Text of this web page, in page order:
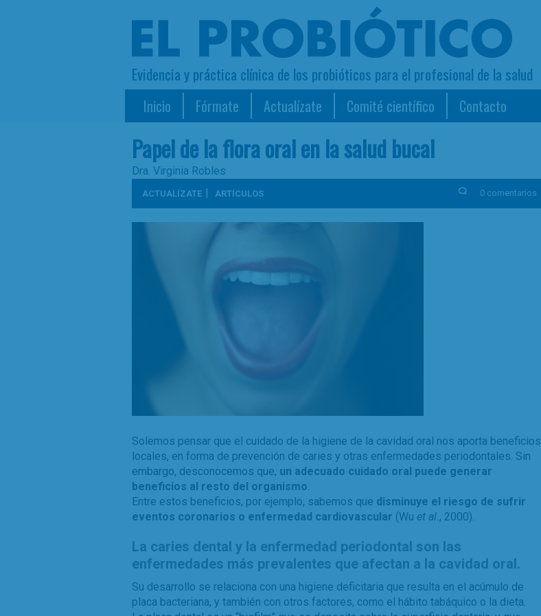
Evidencia y práctica clínica de los probióticos para el profesional de la salud
Inicio Fórmate Actualízate Comité científico Contacto
Papel de la flora oral en la salud bucal
Dra. Virginia Robles
ACTUALÍZATE | ARTÍCULOS 0 comentarios
Solemos pensar que el cuidado de la higiene de la cavidad oral nos aporta beneficios
locales, en forma de prevención de caries y otras enfermedades periodontales. Sin
embargo, desconocemos que, un adecuado cuidado oral puede generar
beneficios al resto del organismo.
Entre estos beneficios, por ejemplo, sabemos que disminuye el riesgo de sufrir
eventos coronarios o enfermedad cardiovascular (Wu et al., 2000).
La caries dental y la enfermedad periodontal son las
enfermedades más prevalentes que afectan a la cavidad oral.
Su desarrollo se relaciona con una higiene deficitaria que resulta en el acúmulo de
placa bacteriana, y también con otros factores, como el hábito tabáquico o la dieta.